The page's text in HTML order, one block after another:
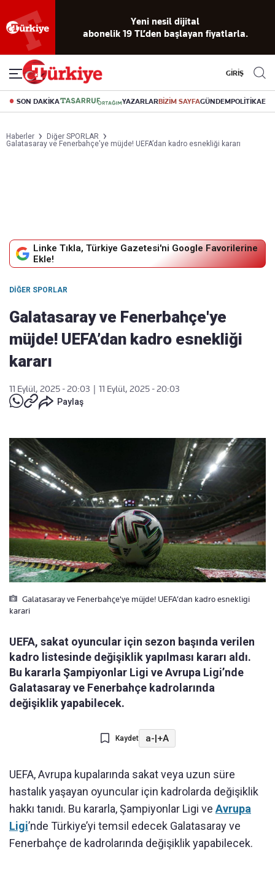
Yeni nesil dijital
abonelik 19 TL’den başlayan fiyatlarla.
GİRİŞ
SON DAKİKA YAZARLARBİZİM SAYFAGÜNDEMPOLİTİKA
Haberler
Diğer SPORLAR
Galatasaray ve Fenerbahçe'ye müjde! UEFA’dan kadro esnekliği kararı
Linke Tıkla, Türkiye Gazetesi'ni Google Favorilerine
Ekle!
DIĞER SPORLAR
Galatasaray ve Fenerbahçe'ye
müjde! UEFA’dan kadro esnekliği
kararı
11 Eylül, 2025 - 20:03
11 Eylül, 2025 - 20:03
Paylaş
Galatasaray ve Fenerbahçe'ye müjde! UEFA’dan kadro esnekligi
karari
UEFA, sakat oyuncular için sezon başında verilen
kadro listesinde değişiklik yapılması kararı aldı.
Bu kararla Şampiyonlar Ligi ve Avrupa Ligi’nde
Galatasaray ve Fenerbahçe kadrolarında
değişiklik yapabilecek.
Kaydet a-|+A
UEFA, Avrupa kupalarında sakat veya uzun süre
hastalık yaşayan oyuncular için kadrolarda değişiklik
hakkı tanıdı. Bu kararla, Şampiyonlar Ligi ve Avrupa
Ligi’nde Türkiye’yi temsil edecek Galatasaray ve
Fenerbahçe de kadrolarında değişiklik yapabilecek.